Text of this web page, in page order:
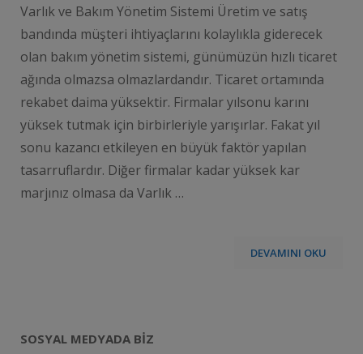
Varlık ve Bakım Yönetim Sistemi Üretim ve satış
bandında müşteri ihtiyaçlarını kolaylıkla giderecek
olan bakım yönetim sistemi, günümüzün hızlı ticaret
ağında olmazsa olmazlardandır. Ticaret ortamında
rekabet daima yüksektir. Firmalar yılsonu karını
yüksek tutmak için birbirleriyle yarışırlar. Fakat yıl
sonu kazancı etkileyen en büyük faktör yapılan
tasarruflardır. Diğer firmalar kadar yüksek kar
marjınız olmasa da Varlık …
DEVAMINI OKU
SOSYAL MEDYADA BIZ